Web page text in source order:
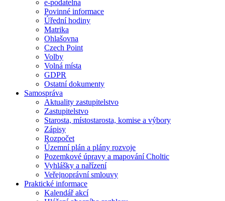
e-podatelna
Povinné informace
Úřední hodiny
Matrika
Ohlašovna
Czech Point
Volby
Volná místa
GDPR
Ostatní dokumenty
Samospráva
Aktuality zastupitelstvo
Zastupitelstvo
Starosta, místostarosta, komise a výbory
Zápisy
Rozpočet
Územní plán a plány rozvoje
Pozemkové úpravy a mapování Choltic
Vyhlášky a nařízení
Veřejnoprávní smlouvy
Praktické informace
Kalendář akcí